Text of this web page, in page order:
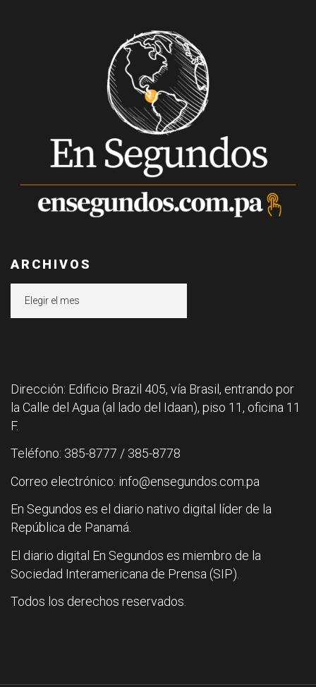
ARCHIVOS
Dirección: Edificio Brazil 405, vía Brasil, entrando por
la Calle del Agua (al lado del Idaan), piso 11, oficina 11
F.
Teléfono: 385-8777 / 385-8778
Correo electrónico: info@ensegundos.com.pa
En Segundos es el diario nativo digital líder de la
República de Panamá.
El diario digital En Segundos es miembro de la
Sociedad Interamericana de Prensa (SIP).
Todos los derechos reservados.